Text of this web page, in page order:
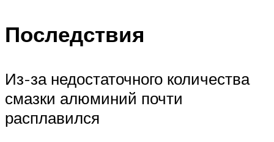
Последствия
Из-за недостаточного количества
смазки алюминий почти
расплавился